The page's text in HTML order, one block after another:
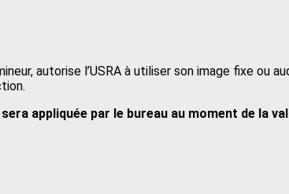
autorise l’USRA à utiliser son image fixe ou
appliquée par le bureau au moment de la